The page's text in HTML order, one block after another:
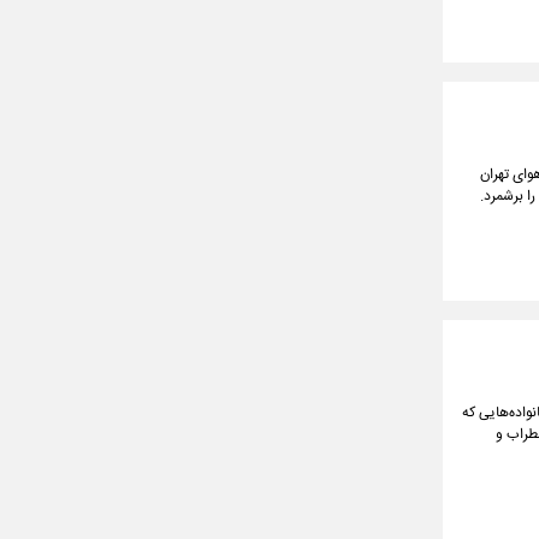
تهران
برشمرد.
که
و